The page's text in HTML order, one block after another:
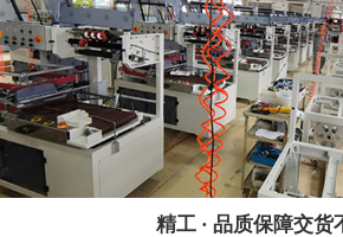
精工 · 品质保障交货